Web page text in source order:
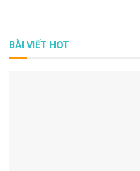
BÀI VIẾT HOT